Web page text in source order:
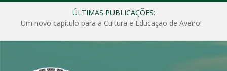
ÚLTIMAS PUBLICAÇÕES:
Um novo capítulo para a Cultura e Educação de Aveiro!